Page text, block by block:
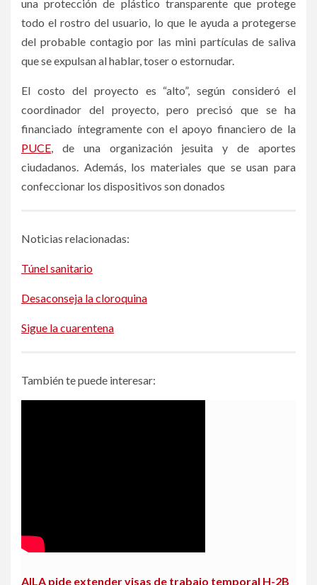
una protección de plástico transparente que protege
todo el rostro del usuario, lo que le ayuda a protegerse
del probable contagio por las mini partículas de saliva
que se expulsan al hablar, toser o estornudar.
El costo del proyecto es “alto”, según consideró el
coordinador del proyecto, pero precisó que se ha
financiado íntegramente con el apoyo financiero de la
PUCE , de una organización jesuita y de aportes
ciudadanos. Además, los materiales que se usan para
confeccionar los dispositivos son donados
Noticias relacionadas:
Túnel sanitario
Desaconseja la cloroquina
Sigue la cuarentena
También te puede interesar:
AILA pide extender visas de trabajo temporal H-2B